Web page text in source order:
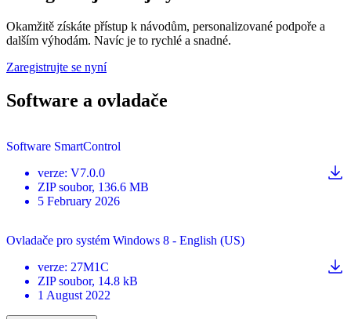
Okamžitě získáte přístup k návodům, personalizované podpoře a
dalším výhodám. Navíc je to rychlé a snadné.
Zaregistrujte se nyní
Software a ovladače
Software SmartControl
verze: V7.0.0
ZIP soubor, 136.6 MB
5 February 2026
Ovladače pro systém Windows 8 - English (US)
verze: 27M1C
ZIP soubor, 14.8 kB
1 August 2022